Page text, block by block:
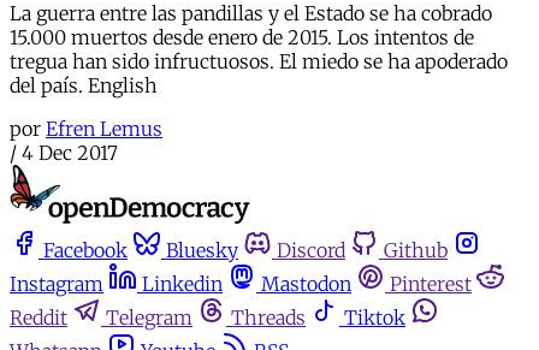
La guerra entre las pandillas y el Estado se ha cobrado
15.000 muertos desde enero de 2015. Los intentos de
tregua han sido infructuosos. El miedo se ha apoderado
del país. English
por Efren Lemus
/ 4 Dec 2017
Facebook Bluesky Discord
Github
Instagram
Linkedin Mastodon
Pinterest
Reddit
Telegram Threads
Tiktok